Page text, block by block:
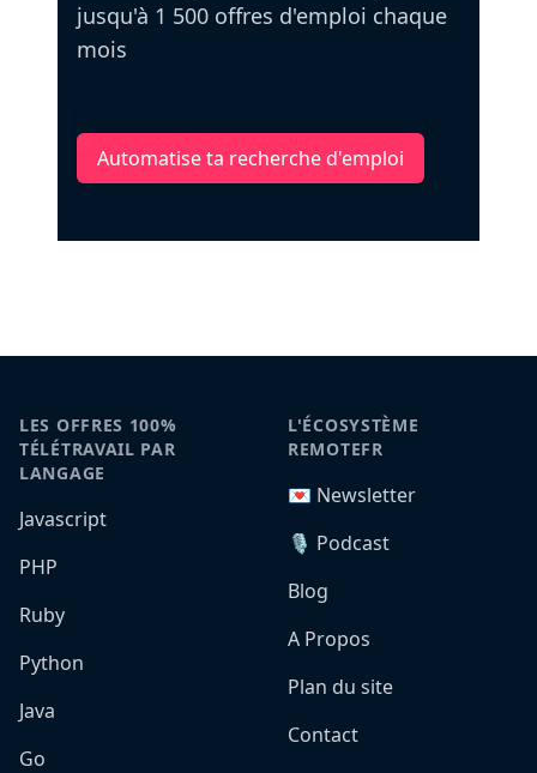
jusqu'à 1 500 offres d'emploi chaque
mois
Automatise ta recherche d'emploi
LES OFFRES 100%
TÉLÉTRAVAIL PAR
LANGAGE
Javascript
PHP
Ruby
Python
Java
Go
L'ÉCOSYSTÈME
REMOTEFR
💌 Newsletter
🎙️ Podcast
Blog
A Propos
Plan du site
Contact